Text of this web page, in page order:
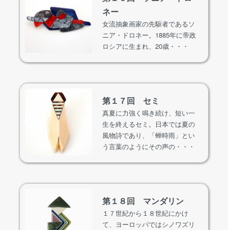
ネー
女流抽象画家の先駆者であるソ
ニア・ドロネー。1885年に帝政
ロシアに生まれ、20歳・・・
第１７回 セミ
真夏に力強く鳴き続け、短い一
生を終えるセミ。日本では夏の
風物詩であり、「蝉時雨」とい
う言葉のようにその声の・・・
第１８回 マンダリン
１７世紀から１８世紀にかけ
て、ヨーロッパではシノワズリ